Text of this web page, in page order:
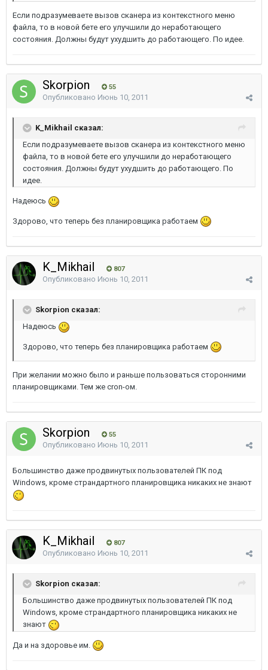
Если подразумеваете вызов сканера из контекстного меню
файла, то в новой бете его улучшили до неработающего
состояния. Должны будут ухудшить до работающего. По идее.
Skorpion 55
Опубликовано Июнь 10, 2011
K_Mikhail сказал:
Если подразумеваете вызов сканера из контекстного меню
файла, то в новой бете его улучшили до неработающего
состояния. Должны будут ухудшить до работающего. По
идее.
Надеюсь
Здорово, что теперь без планировщика работаем
K_Mikhail 807
Опубликовано Июнь 10, 2011
Skorpion сказал:
Надеюсь
Здорово, что теперь без планировщика работаем
При желании можно было и раньше пользоваться сторонними
планировщиками. Тем же cron-ом.
Skorpion 55
Опубликовано Июнь 10, 2011
Большинство даже продвинутых пользователей ПК под
Windows, кроме страндартного планировщика никаких не знают
K_Mikhail 807
Опубликовано Июнь 10, 2011
Skorpion сказал:
Большинство даже продвинутых пользователей ПК под
Windows, кроме страндартного планировщика никаких не
знают
Да и на здоровье им.